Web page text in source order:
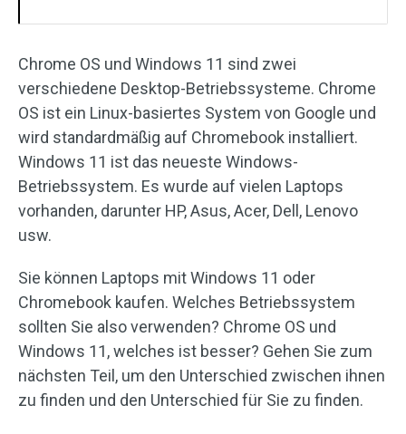
Chrome OS und Windows 11 sind zwei
verschiedene Desktop-Betriebssysteme. Chrome
OS ist ein Linux-basiertes System von Google und
wird standardmäßig auf Chromebook installiert.
Windows 11 ist das neueste Windows-
Betriebssystem. Es wurde auf vielen Laptops
vorhanden, darunter HP, Asus, Acer, Dell, Lenovo
usw.
Sie können Laptops mit Windows 11 oder
Chromebook kaufen. Welches Betriebssystem
sollten Sie also verwenden? Chrome OS und
Windows 11, welches ist besser? Gehen Sie zum
nächsten Teil, um den Unterschied zwischen ihnen
zu finden und den Unterschied für Sie zu finden.